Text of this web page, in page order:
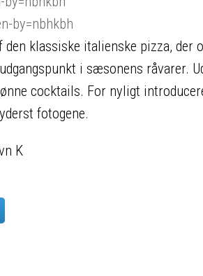
by=nbhkbh
klassiske italienske pizza, der
i sæsonens råvarer.
cocktails. For nyligt
fotogene.
K